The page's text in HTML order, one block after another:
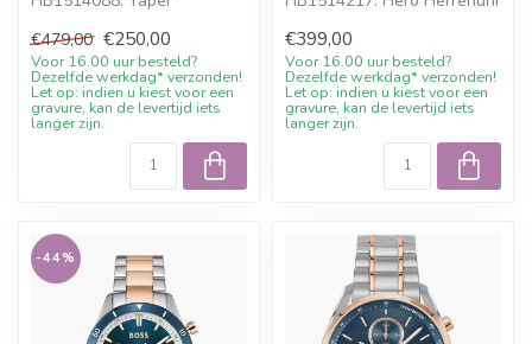
Edelstahl schwarz 45mm...
€479,00 €250,00
Voor 16.00 uur besteld?
Dezelfde werkdag* verzonden!
Let op: indien u kiest voor een
gravure, kan de levertijd iets
langer zijn.
43mm. Online...
€399,00
Voor 16.00 uur besteld?
Dezelfde werkdag* verzonden!
Let op: indien u kiest voor een
gravure, kan de levertijd iets
langer zijn.
-44%